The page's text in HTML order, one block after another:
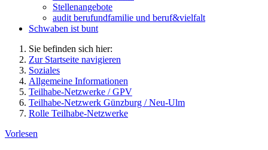
Stellenangebote
audit berufundfamilie und beruf&vielfalt
Schwaben ist bunt
Sie befinden sich hier:
Zur Startseite navigieren
Soziales
Allgemeine Informationen
Teilhabe-Netzwerke / GPV
Teilhabe-Netzwerk Günzburg / Neu-Ulm
Rolle Teilhabe-Netzwerke
Vorlesen